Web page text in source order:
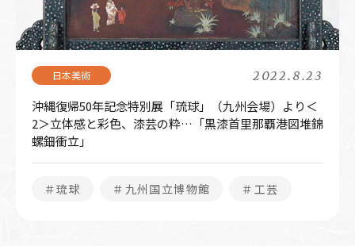
2022.8.23
沖縄復帰50年記念特別展「琉球」（九州会場）より＜
2＞立体感と彩色、漆芸の粋…「黒漆首里那覇港図堆錦
螺鈿衝立」
＃琉球 ＃九州国立博物館 ＃工芸